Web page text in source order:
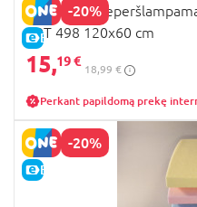
-20%
E-KAINA
VILAURITA
ART 498 120x60 cm
15,19 €
18,99 €
Perkant papildomą prekę
-20%
E-KAINA